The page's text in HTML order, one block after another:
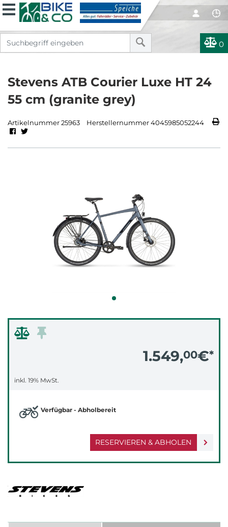
0
Stevens ATB Courier Luxe HT 24
55 cm (granite grey)
Artikelnummer 25963 Herstellernummer 4045985052244
1.549,00€*
inkl. 19% MwSt.
RESERVIEREN & ABHOLEN
Verfügbar - Abholbereit